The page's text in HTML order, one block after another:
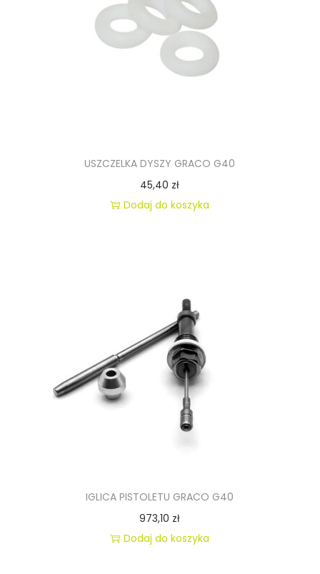
USZCZELKA DYSZY GRACO G40
45,40 zł
Dodaj do koszyka
IGLICA PISTOLETU GRACO G40
973,10 zł
Dodaj do koszyka